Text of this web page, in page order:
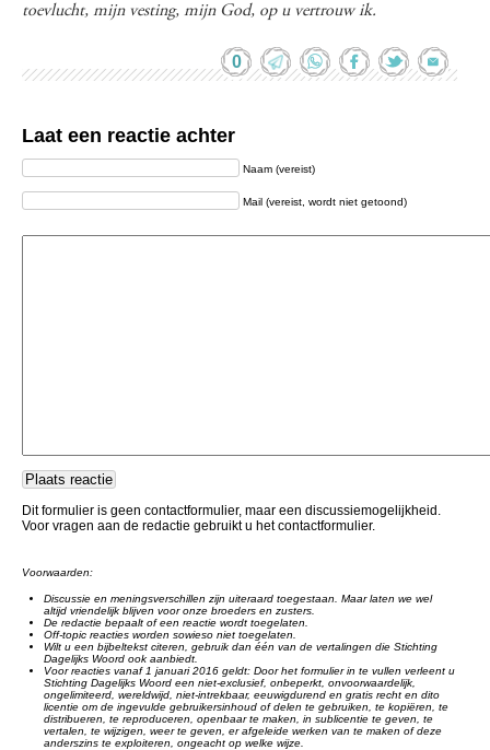
toevlucht, mijn vesting, mijn God, op u vertrouw ik.
0
Laat een reactie achter
Naam (vereist)
Mail (vereist, wordt niet getoond)
Dit formulier is geen contactformulier, maar een discussiemogelijkheid.
Voor vragen aan de redactie gebruikt u het contactformulier.
Voorwaarden:
Discussie en meningsverschillen zijn uiteraard toegestaan. Maar laten we wel
altijd vriendelijk blijven voor onze broeders en zusters.
De redactie bepaalt of een reactie wordt toegelaten.
Off-topic reacties worden sowieso niet toegelaten.
Wilt u een bijbeltekst citeren, gebruik dan één van de vertalingen die Stichting
Dagelijks Woord ook aanbiedt.
Voor reacties vanaf 1 januari 2016 geldt: Door het formulier in te vullen verleent u
Stichting Dagelijks Woord een niet-exclusief, onbeperkt, onvoorwaardelijk,
ongelimiteerd, wereldwijd, niet-intrekbaar, eeuwigdurend en gratis recht en dito
licentie om de ingevulde gebruikersinhoud of delen te gebruiken, te kopiëren, te
distribueren, te reproduceren, openbaar te maken, in sublicentie te geven, te
vertalen, te wijzigen, weer te geven, er afgeleide werken van te maken of deze
anderszins te exploiteren, ongeacht op welke wijze.